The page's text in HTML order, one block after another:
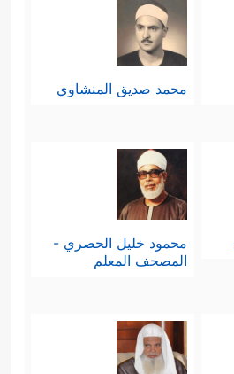
محمد صديق المنشاوي
محمود خليل الحصري -
المصحف المعلم